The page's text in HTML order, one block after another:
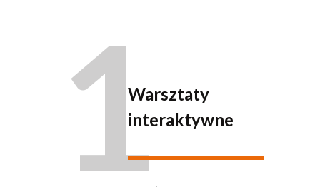
1Warsztaty
interaktywne